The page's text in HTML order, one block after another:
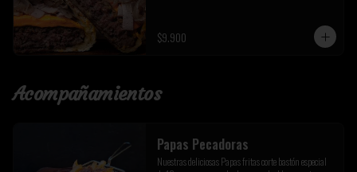
$9.900
Acompañamientos
Papas Pecadoras
Nuestras deliciosas Papas fritas corte bastón especial